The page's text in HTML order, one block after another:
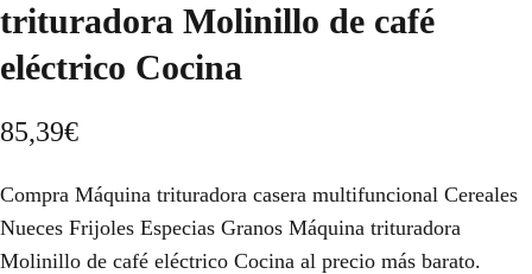
trituradora Molinillo de café
eléctrico Cocina
85,39€
Compra Máquina trituradora casera multifuncional Cereales
Nueces Frijoles Especias Granos Máquina trituradora
Molinillo de café eléctrico Cocina al precio más barato.